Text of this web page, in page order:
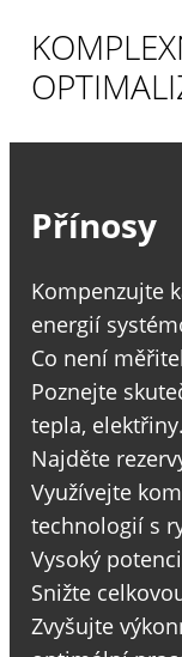
Přínosy
Kompenzujte
energií
Co není
Poznejte
tepla, elektřiny.
Najděte
Využívejte
technologií s
Vysoký
Snižte
Zvyšujte